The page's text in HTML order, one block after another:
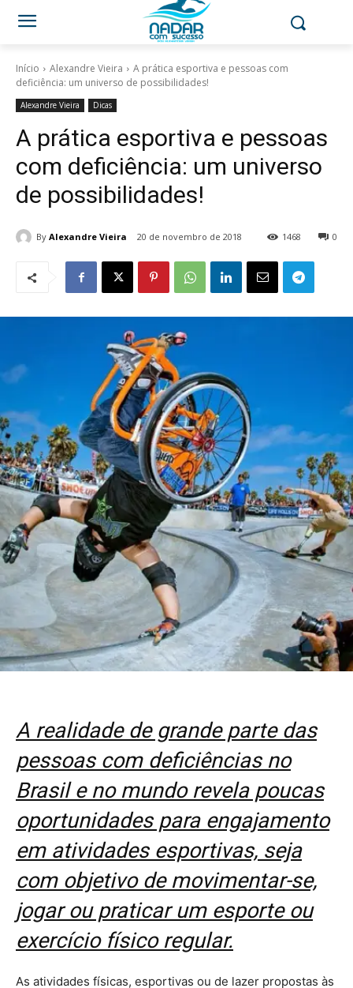
Início Alexandre Vieira
A prática esportiva e pessoas com
deficiência: um universo de possibilidades!
Alexandre Vieira Dicas
A prática esportiva e pessoas
com deficiência: um universo
de possibilidades!
By Alexandre Vieira 20 de novembro de 2018 0
1468
A realidade de grande parte das
pessoas com deficiências no
Brasil e no mundo revela poucas
oportunidades para engajamento
em atividades esportivas, seja
com objetivo de movimentar-se,
jogar ou praticar um esporte ou
exercício físico regular.
As atividades físicas, esportivas ou de lazer propostas às